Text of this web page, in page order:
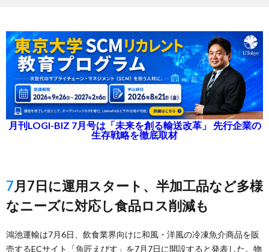
月刊LOGI-BIZ 7月号は「未来を創る輸送改革」 先行企業の
生存戦略を徹底取材
7月7日に運用スタート、半加工品など多様
なニーズに対応し食品ロス削減も
鴻池運輸は7月6日、飲食業界向けに和風・洋風の冷凍魚介商品を販
売するECサイト「魚匠えびす」を7月7日に開設すると発表した。物